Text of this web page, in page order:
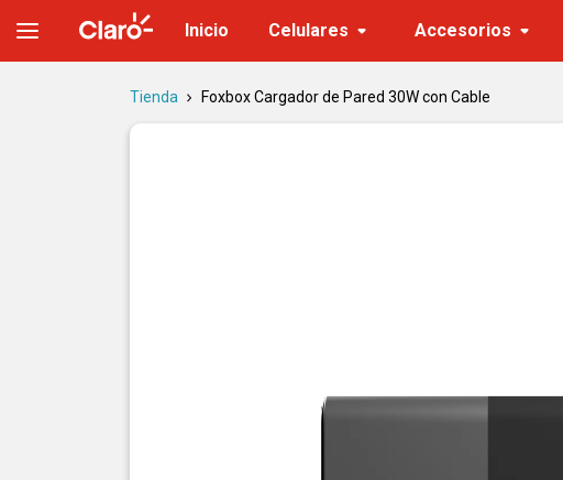
Inicio Celulares Accesorios
Tienda Foxbox Cargador de Pared 30W con Cable
Foxbox Cargador de Pared 30W con Cable | Tienda Claro